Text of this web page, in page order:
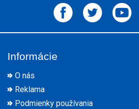
Informácie
O nás
Reklama
Podmienky používania